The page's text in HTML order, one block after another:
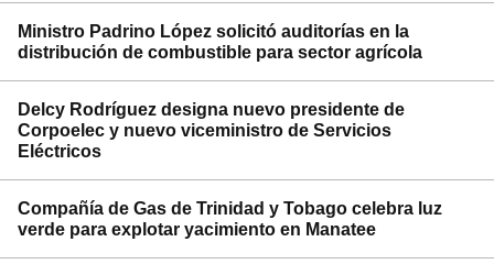
Ministro Padrino López solicitó auditorías en la
distribución de combustible para sector agrícola
Delcy Rodríguez designa nuevo presidente de
Corpoelec y nuevo viceministro de Servicios
Eléctricos
Compañía de Gas de Trinidad y Tobago celebra luz
verde para explotar yacimiento en Manatee